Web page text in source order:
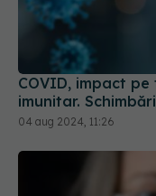
COVID, impact
imunitar.
04 aug 2024, 11:26